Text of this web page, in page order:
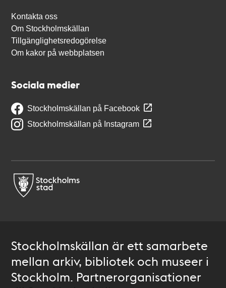
Kontakta oss
Om Stockholmskällan
Tillgänglighetsredogörelse
Om kakor på webbplatsen
Sociala medier
Stockholmskällan på Facebook
Stockholmskällan på Instagram
Stockholmskällan är ett samarbete
mellan arkiv, bibliotek och museer i
Stockholm. Partnerorganisationer